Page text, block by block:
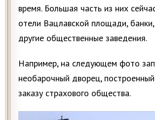
время. Большая часть из них
отели Вацлавской площади,
другие общественные заведения.
Например, на следующем фото
необарочный дворец,
заказу страхового общества.